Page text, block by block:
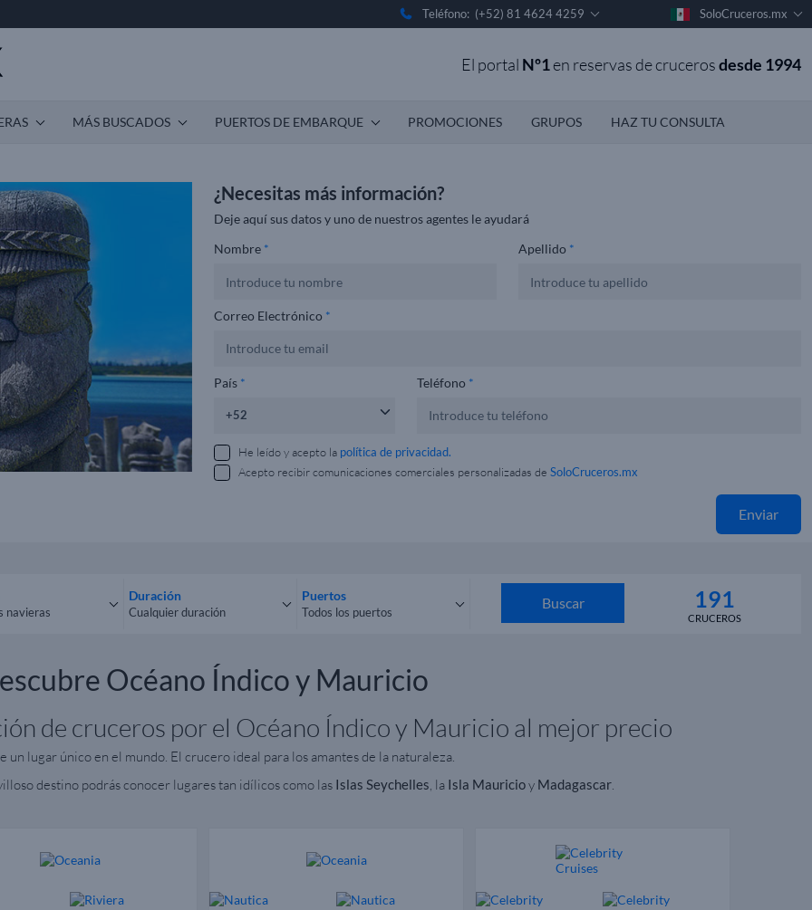
Teléfono: (+52) 81 4624 4259 SoloCruceros.mx
El portal Nº1en reservas de crucerosdesde 1994
MÁS BUSCADOS PUERTOS DE EMBARQUE PROMOCIONES GRUPOS HAZ TU CONSULTA
¿Necesitas más información?
Deje aquí sus datos y uno de nuestros agentes le ayudará
Nombre * Apellido *
Correo Electrónico *
País * Teléfono *
He leído y acepto la política de privacidad.
Acepto recibir comunicaciones comerciales personalizadas de SoloCruceros.mx
Enviar
navieras
Duración
Cualquier duración
Puertos
Todos los puertos
Buscar 191
CRUCEROS
Océano Índico y Mauricio
de cruceros por el Océano Índico y Mauricio al mejor precio
un lugar único en el mundo. El crucero ideal para los amantes de la naturaleza.
destino podrás conocer lugares tan idílicos como las Islas Seychelles, la Isla Mauricioy Madagascar.